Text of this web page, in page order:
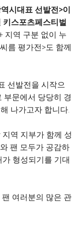
시대표 선발전>이
키스포츠페스티벌
지역 구분 없이 누
름 평가전>도 함께
선발전을 시작으
부문에서 당당히 경
나가고자 합니다.
역 지부가 함께 성
팬 모두가 공감하
형성되기를 기대
여러분의 많은 관